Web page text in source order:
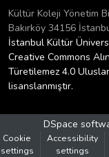
Kültür Koleji Yönetim
Bakırköy 34156
İstanbul Kültür
Creative Commons
Türetilemez 4.0
lisanslanmıştır.
DSpace
Cookie
settings
Accessibility
settings